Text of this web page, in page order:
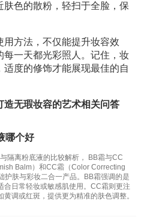
色的散粉，轻扫于全脸，保
方法，不仅能提升妆容效
一天都光彩照人。记住，妆
度的修饰才能展现最佳的自
无瑕妆容的艺术相关问答
哪个好
隔离粉底液的比较解析， BB霜与CC
Balm）和CC霜（Color Correcting
护肤与彩妆二合一产品。BB霜强调的是
合日常轻妆或敏感肌使用。CC霜则更注
调或红斑，提供更为精准的肤色调整。